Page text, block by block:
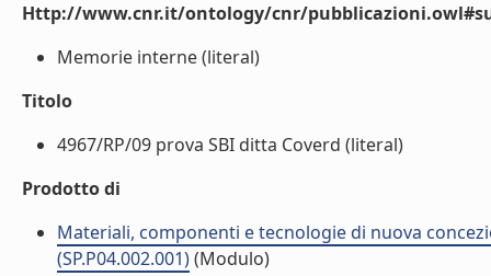
Http://www.cnr.it/ontology/cnr/
Memorie interne (literal)
Titolo
4967/RP/09 prova SBI ditta Coverd (literal)
Prodotto di
Materiali, componenti e tecnologie di nuova
(SP.P04.002.001)(Modulo)